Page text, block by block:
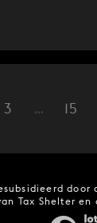
3 … 15
door
Tax Shelter